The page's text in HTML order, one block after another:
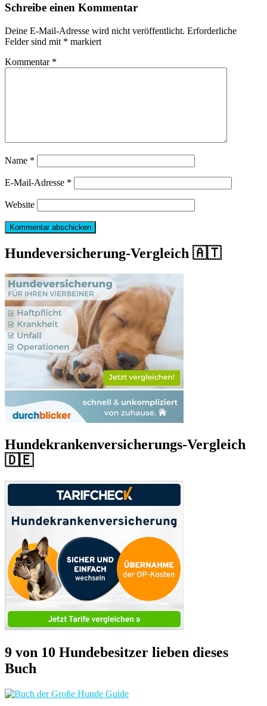
Schreibe einen Kommentar
Deine E-Mail-Adresse wird nicht veröffentlicht. Erforderliche
Felder sind mit * markiert
Kommentar *
Name *
E-Mail-Adresse *
Website
Hundeversicherung-Vergleich 🇦🇹
Hundekrankenversicherungs-Vergleich
🇩🇪
9 von 10 Hundebesitzer lieben dieses
Buch